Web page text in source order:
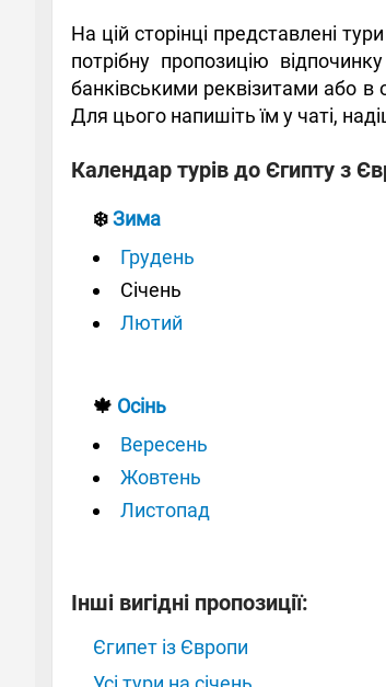
На цій сторінці представлені
потрібну пропозицію
банківськими реквізитами або
Для цього напишіть їм у чаті,
Календар турів до Єгипту з
❄️Зима
Грудень
Січень
Лютий
🍁 Осінь
Вересень
Жовтень
Листопад
Інші вигідні пропозиції:
Єгипет із Європи